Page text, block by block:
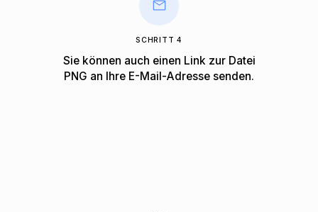
SCHRITT 4
Sie können auch einen Link zur Datei
PNG an Ihre E-Mail-Adresse senden.